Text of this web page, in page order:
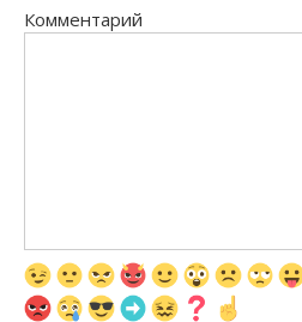
Комментарий